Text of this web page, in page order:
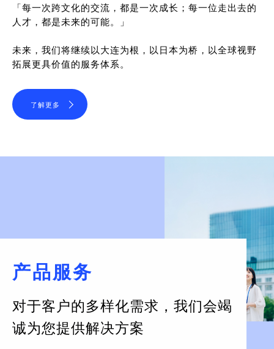
「每一次跨文化的交流，都是一次成长；每一位走出去的
人才，都是未来的可能。」
未来，我们将继续以大连为根，以日本为桥，以全球视野
拓展更具价值的服务体系。
了解更多
产品服务
对于客户的多样化需求， 我们会竭
诚为您提供解决方案